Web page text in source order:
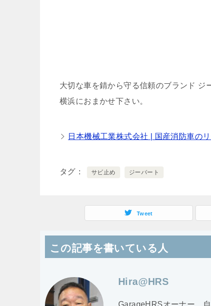
大切な車を錆から守る信頼のブランド ジ
横浜におまかせ下さい。
日本機械工業株式会社 | 国産消防車の
タグ サビ止め ジーバート
Tweet
この記事を書いている人
Hira@HRS
GarageHRSオーナー。